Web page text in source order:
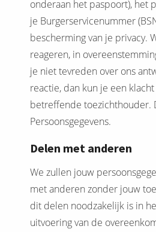
onderaan het paspoort), het
je Burgerservicenummer
bescherming van je privacy.
reageren, in
je niet tevreden over ons
reactie, dan kun je een
betreffende toezichthouder.
Persoonsgegevens.
Delen met anderen
We zullen jouw
met anderen zonder jouw
dit delen noodzakelijk is in
uitvoering van de